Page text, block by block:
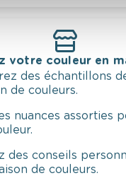
votre couleur en
des échantillons
de couleurs.
nuances assorties
des conseils
de couleurs.